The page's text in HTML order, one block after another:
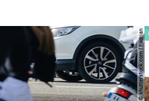
© shutterstock.com | hadrian